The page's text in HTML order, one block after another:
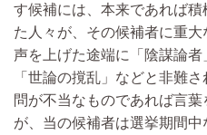
す候補には、本来であれば
た人々が、その候補者に重
声を上げた途端に「陰謀論者
「世論の撹乱」などと非難
問が不当なものであれば言
が、当の候補者は選挙期間